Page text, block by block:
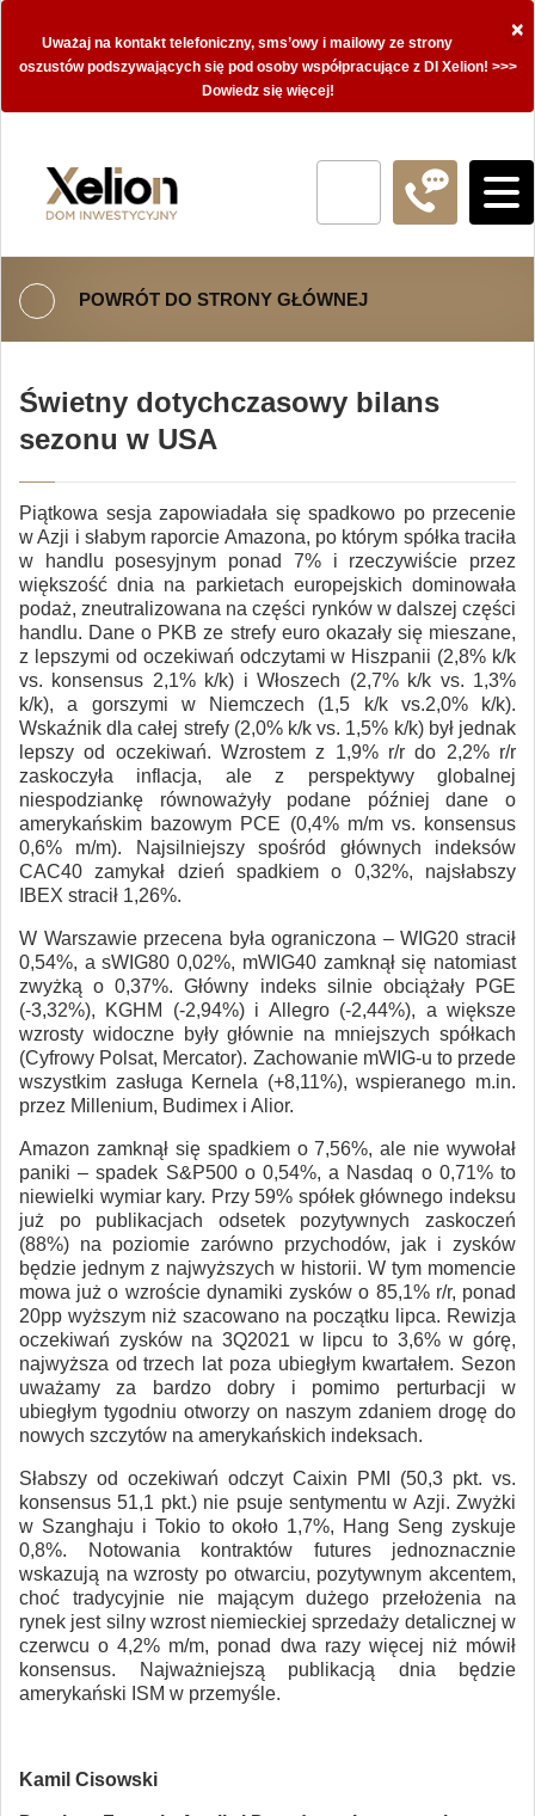
×
Uważaj na kontakt telefoniczny, sms’owy i mailowy ze strony
oszustów podszywających się pod osoby współpracujące z DI Xelion! >>>
Dowiedz się więcej!
POWRÓT DO STRONY GŁÓWNEJ
Świetny dotychczasowy bilans
sezonu w USA
Piątkowa sesja zapowiadała się spadkowo po przecenie
w Azji i słabym raporcie Amazona, po którym spółka traciła
w handlu posesyjnym ponad 7% i rzeczywiście przez
większość dnia na parkietach europejskich dominowała
podaż, zneutralizowana na części rynków w dalszej części
handlu. Dane o PKB ze strefy euro okazały się mieszane,
z lepszymi od oczekiwań odczytami w Hiszpanii (2,8% k/k
vs. konsensus 2,1% k/k) i Włoszech (2,7% k/k vs. 1,3%
k/k), a gorszymi w Niemczech (1,5 k/k vs.2,0% k/k).
Wskaźnik dla całej strefy (2,0% k/k vs. 1,5% k/k) był jednak
lepszy od oczekiwań. Wzrostem z 1,9% r/r do 2,2% r/r
zaskoczyła inflacja, ale z perspektywy globalnej
niespodziankę równoważyły podane później dane o
amerykańskim bazowym PCE (0,4% m/m vs. konsensus
0,6% m/m). Najsilniejszy spośród głównych indeksów
CAC40 zamykał dzień spadkiem o 0,32%, najsłabszy
IBEX stracił 1,26%.
W Warszawie przecena była ograniczona – WIG20 stracił
0,54%, a sWIG80 0,02%, mWIG40 zamknął się natomiast
zwyżką o 0,37%. Główny indeks silnie obciążały PGE
(-3,32%), KGHM (-2,94%) i Allegro (-2,44%), a większe
wzrosty widoczne były głównie na mniejszych spółkach
(Cyfrowy Polsat, Mercator). Zachowanie mWIG-u to przede
wszystkim zasługa Kernela (+8,11%), wspieranego m.in.
przez Millenium, Budimex i Alior.
Amazon zamknął się spadkiem o 7,56%, ale nie wywołał
paniki – spadek S&P500 o 0,54%, a Nasdaq o 0,71% to
niewielki wymiar kary. Przy 59% spółek głównego indeksu
już po publikacjach odsetek pozytywnych zaskoczeń
(88%) na poziomie zarówno przychodów, jak i zysków
będzie jednym z najwyższych w historii. W tym momencie
mowa już o wzroście dynamiki zysków o 85,1% r/r, ponad
20pp wyższym niż szacowano na początku lipca. Rewizja
oczekiwań zysków na 3Q2021 w lipcu to 3,6% w górę,
najwyższa od trzech lat poza ubiegłym kwartałem. Sezon
uważamy za bardzo dobry i pomimo perturbacji w
ubiegłym tygodniu otworzy on naszym zdaniem drogę do
nowych szczytów na amerykańskich indeksach.
Słabszy od oczekiwań odczyt Caixin PMI (50,3 pkt. vs.
konsensus 51,1 pkt.) nie psuje sentymentu w Azji. Zwyżki
w Szanghaju i Tokio to około 1,7%, Hang Seng zyskuje
0,8%. Notowania kontraktów futures jednoznacznie
wskazują na wzrosty po otwarciu, pozytywnym akcentem,
choć tradycyjnie nie mającym dużego przełożenia na
rynek jest silny wzrost niemieckiej sprzedaży detalicznej w
czerwcu o 4,2% m/m, ponad dwa razy więcej niż mówił
konsensus. Najważniejszą publikacją dnia będzie
amerykański ISM w przemyśle.
Kamil Cisowski